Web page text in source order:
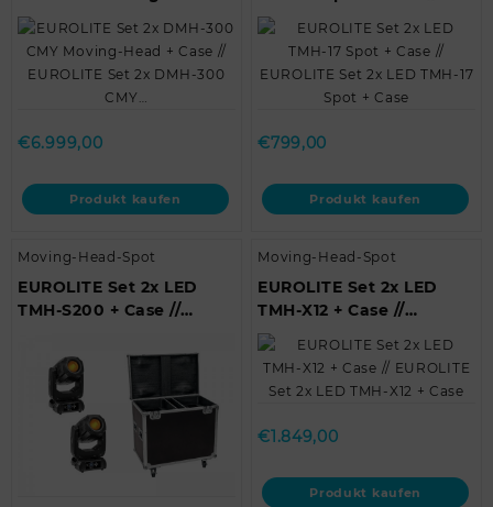
Case // EUROLITE Set 2x
DMH-300 CMY…
€6.999,00
Produkt kaufen
EUROLITE Set 2x LED
TMH-17 Spot + Case
€799,00
Produkt kaufen
Moving-Head-Spot
EUROLITE Set 2x LED
TMH-S200 + Case //
TMH-S200 + Case
Moving-Head-Spot
EUROLITE Set 2x LED
TMH-X12 + Case //
EUROLITE Set 2x LED
TMH-X12 + Case
€1.849,00
Produkt kaufen